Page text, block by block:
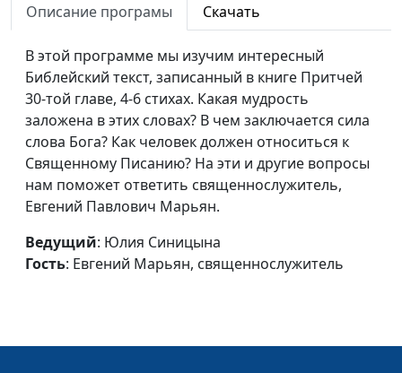
священнослужитель
Социальная
несправедливость. Почему
так и до каких пор?
Юлия Синицына,
Евгений Марьян,
священнослужитель
Приятная речь – сотовый
мёд
Юлия Синицына,
Евгений Марьян,
священнослужитель
В чем одна из причин
Описание програмы Скачать
В этой программе мы изучим интересный
Библейский текст, записанный в книге Притчей
30-той главе, 4-6 стихах. Какая мудрость
заложена в этих словах? В чем заключается сила
слова Бога? Как человек должен относиться к
Священному Писанию? На эти и другие вопросы
нам поможет ответить священнослужитель,
Евгений Павлович Марьян.
Ведущий: Юлия Синицына
Гость: Евгений Марьян, священнослужитель